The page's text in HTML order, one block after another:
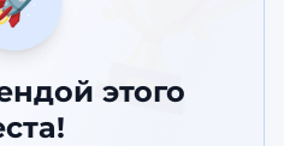
этого